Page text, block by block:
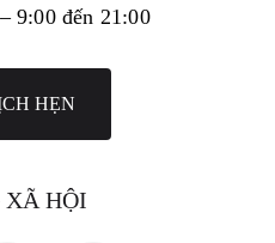
9:00 đến 21:00
HẸN
HỘI